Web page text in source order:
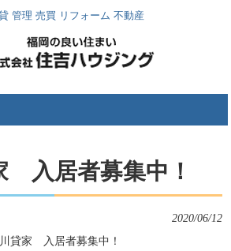
管理 売買 リフォーム 不動産
入居者募集中！
2020/06/12
貸家　入居者募集中！